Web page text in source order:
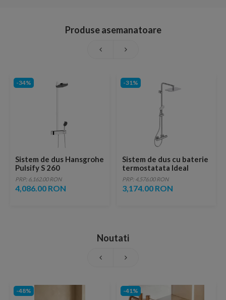
Produse asemanatoare
-34%
Sistem de dus Hansgrohe
Pulsify S 260
ShowerTablet Select
400 crom cu termostat
PRP: 6,162.00 RON
4,086.00 RON
-31%
Sistem de dus cu baterie
termostatata Ideal
Standard Ceratherm 100
crom lucios
PRP: 4,576.00 RON
3,174.00 RON
Noutati
-48% -41%